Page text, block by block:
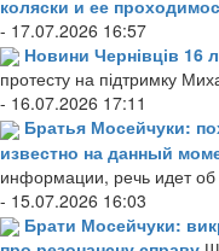
коляски и ее
- 17.07.2026 16:57
Новини Чернівців 16
протесту на підтримку
- 16.07.2026 17:11
Братья Мосейчуки:
известно на данный
информации, речь идет об
- 15.07.2026 16:03
Брати Мосейчуки: